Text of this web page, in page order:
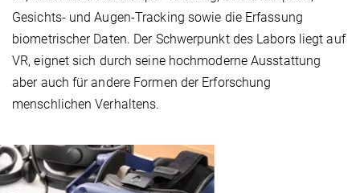
Gesichts- und Augen-Tracking sowie die Erfassung
biometrischer Daten. Der Schwerpunkt des Labors liegt auf
VR, eignet sich durch seine hochmoderne Aus­stat­tung
aber auch für andere Formen der Erforschung
menschlichen Ver­hal­tens.